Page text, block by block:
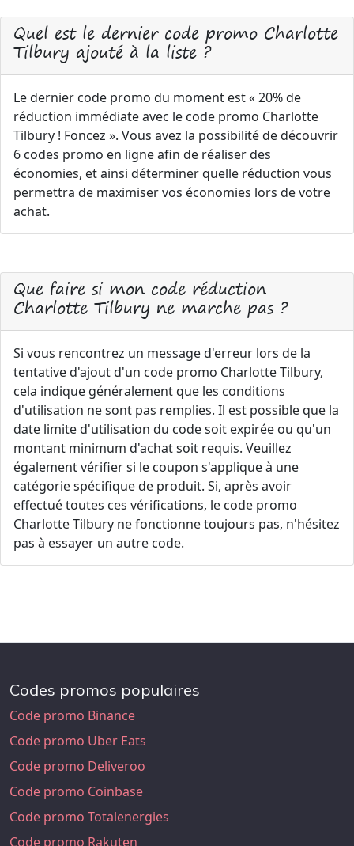
Quel est le dernier code promo Charlotte
Tilbury ajouté à la liste ?
Le dernier code promo du moment est « 20% de
réduction immédiate avec le code promo Charlotte
Tilbury ! Foncez ». Vous avez la possibilité de découvrir
6 codes promo en ligne afin de réaliser des
économies, et ainsi déterminer quelle réduction vous
permettra de maximiser vos économies lors de votre
achat.
Que faire si mon code réduction
Charlotte Tilbury ne marche pas ?
Si vous rencontrez un message d'erreur lors de la
tentative d'ajout d'un code promo Charlotte Tilbury,
cela indique généralement que les conditions
d'utilisation ne sont pas remplies. Il est possible que la
date limite d'utilisation du code soit expirée ou qu'un
montant minimum d'achat soit requis. Veuillez
également vérifier si le coupon s'applique à une
catégorie spécifique de produit. Si, après avoir
effectué toutes ces vérifications, le code promo
Charlotte Tilbury ne fonctionne toujours pas, n'hésitez
pas à essayer un autre code.
Codes promos populaires
Code promo Binance
Code promo Uber Eats
Code promo Deliveroo
Code promo Coinbase
Code promo Totalenergies
Code promo Rakuten